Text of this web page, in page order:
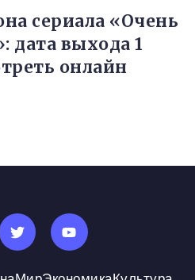
сериала «Очень
дата выхода 1
онлайн